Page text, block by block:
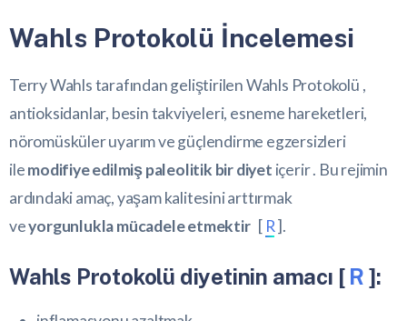
Wahls Protokolü İncelemesi
Terry Wahls tarafından geliştirilen Wahls Protokolü ,
antioksidanlar, besin takviyeleri, esneme hareketleri,
nöromüsküler uyarım ve güçlendirme egzersizleri
ilemodifiye edilmiş paleolitik bir diyet içerir . Bu rejimin
ardındaki amaç, yaşam kalitesini arttırmak
veyorgunlukla mücadele etmektir[ R].
Wahls Protokolü diyetinin amacı [ R ]: